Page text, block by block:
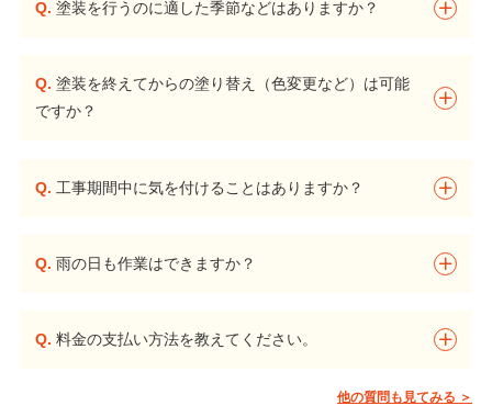
Q. 塗装を行うのに適した季節などはありますか？
Q. 塗装を終えてからの塗り替え（色変更など）は可能
ですか？
Q. 工事期間中に気を付けることはありますか？
Q. 雨の日も作業はできますか？
Q. 料金の支払い方法を教えてください。
他の質問も見てみる ＞